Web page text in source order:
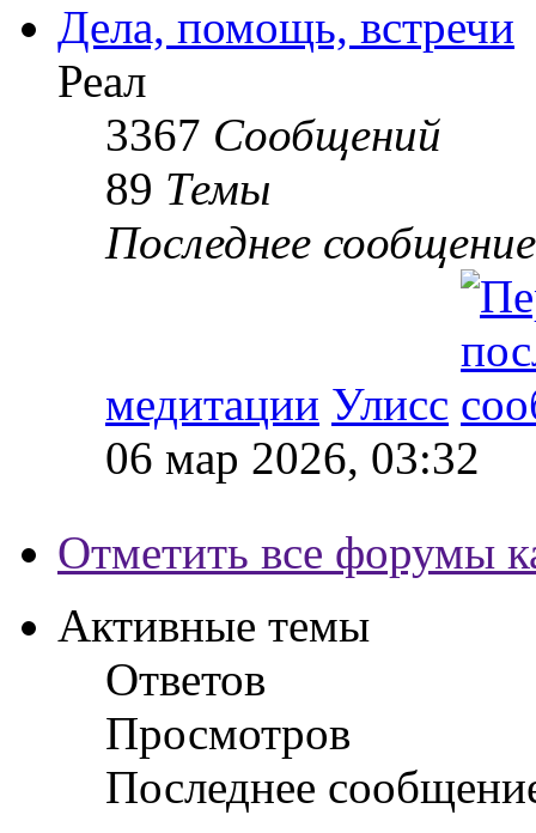
Дела, помощь, встречи
Реал
3367 Сообщений
89 Темы
Последнее сообщение
медитации Улисс
06 мар 2026, 03:32
Отметить все форумы
Активные темы
Ответов
Просмотров
Последнее